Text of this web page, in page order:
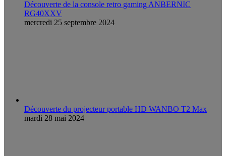
Découverte de la console retro gaming ANBERNIC
RG40XXV
mercredi 25 septembre 2024
Découverte du projecteur portable HD WANBO T2 Max
mardi 28 mai 2024